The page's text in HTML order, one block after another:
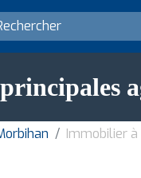
Immobilier à